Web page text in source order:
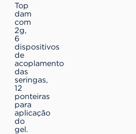
Top
dam
com
2g,
6
dispositivos
de
acoplamento
das
seringas,
12
ponteiras
para
aplicação
do
gel.